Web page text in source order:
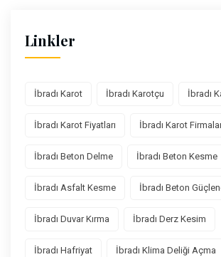
Linkler
İbradı Karot İbradı Karotçu İbradı
İbradı Karot Fiyatları İbradı Karot
İbradı Beton Delme İbradı Beton Kesme
İbradı Asfalt Kesme İbradı Beton
İbradı Duvar Kırma İbradı Derz Kesim
İbradı Hafriyat İbradı Klima Deliği Açma